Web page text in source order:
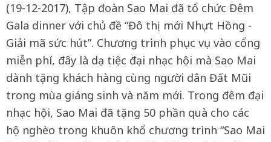
(19-12-2017), Tập đoàn Sao Mai đã tổ chức Đêm
Gala dinner với chủ đề “Đô thị mới Nhựt Hồng -
Giải mã sức hút”. Chương trình phục vụ vào cổng
miễn phí, đây là dạ tiệc đại nhạc hội mà Sao Mai
dành tặng khách hàng cùng người dân Đất Mũi
trong mùa giáng sinh và năm mới. Trong đêm đại
nhạc hội, Sao Mai đã tặng 50 phần quà cho các
hộ nghèo trong khuôn khổ chương trình “Sao Mai